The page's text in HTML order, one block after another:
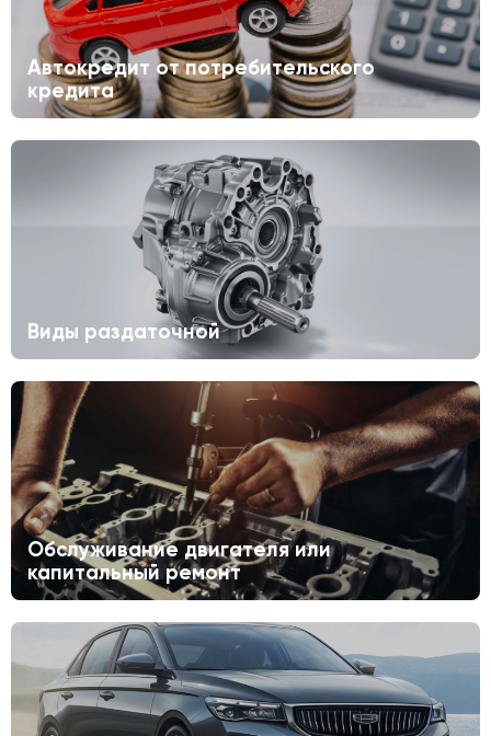
Автокредит от потребительского
кредита
Виды раздаточной
Обслуживание двигателя или
капитальный ремонт